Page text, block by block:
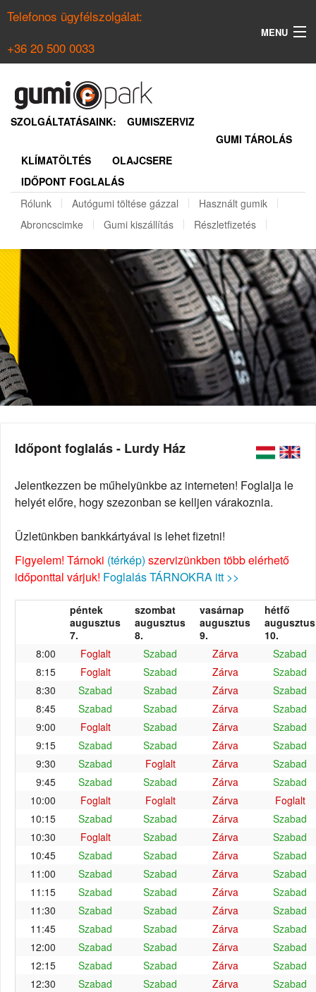
Telefonos ügyfélszolgálat:
+36 20 500 0033
MENU
NYÁRI GUMI KERESŐ
REGISZTRÁCIÓ
SZOLGÁLTATÁSAINK:
GUMISZERVIZ
GUMI TÁROLÁS
KLÍMATÖLTÉS
OLAJCSERE
IDŐPONT FOGLALÁS
Rólunk
Autógumi töltése gázzal
Használt gumik
Abroncscimke
Gumi kiszállítás Részletfizetés
Időpont foglalás - Lurdy Ház
Jelentkezzen be műhelyünkbe az interneten! Foglalja le
helyét előre, hogy szezonban se kelljen várakoznia.
Üzletünkben bankkártyával is lehet fizetni!
Figyelem! Tárnoki (térkép) szervizünkben több elérhető
időponttal várjuk! Foglalás TÁRNOKRA itt >>
péntek
augusztus
7.
szombat
augusztus
8.
vasárnap
augusztus
9.
hétfő
augusztus
10.
8:00
Foglalt Szabad Zárva
Szabad
8:15
Foglalt Szabad Zárva
Szabad
8:30
Szabad Szabad Zárva
Szabad
8:45
Szabad Szabad Zárva
Szabad
9:00
Foglalt Szabad Zárva
Szabad
9:15
Szabad Szabad Zárva
Szabad
9:30
Szabad Foglalt Zárva
Szabad
9:45
Szabad Szabad Zárva
Szabad
10:00
Foglalt Foglalt Zárva
Foglalt
10:15
Szabad Szabad Zárva
Szabad
10:30
Foglalt Szabad Zárva
Szabad
10:45
Szabad Szabad Zárva
Szabad
11:00
Szabad Szabad Zárva
Szabad
11:15
Szabad Szabad Zárva
Szabad
11:30
Szabad Szabad Zárva
Szabad
11:45
Szabad Szabad Zárva
Szabad
12:00
Szabad Szabad Zárva
Szabad
12:15
Szabad Szabad Zárva
Szabad
12:30
Szabad Szabad Zárva
Szabad